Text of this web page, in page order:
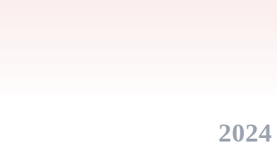
2024